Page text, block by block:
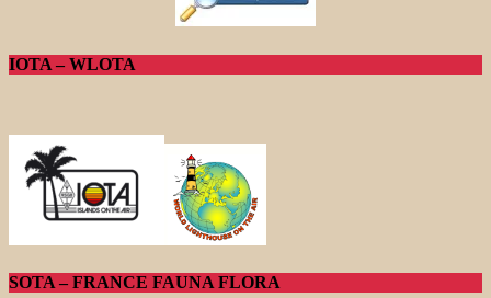
IOTA – WLOTA
SOTA – FRANCE FAUNA FLORA